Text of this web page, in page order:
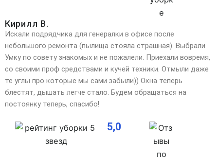
Кирилл В.
Искали подрядчика для генералки в офисе после
небольшого ремонта (пылища стояла страшная). Выбрали
Умку по совету знакомых и не пожалели. Приехали вовремя,
со своими проф средствами и кучей техники. Отмыли даже
те углы про которые мы сами забыли)) Окна теперь
блестят, дышать легче стало. Будем обращаться на
постоянку теперь, спасибо!
5,0